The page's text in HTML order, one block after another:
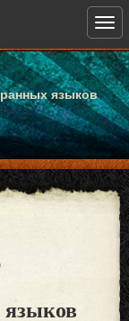
языков
языков